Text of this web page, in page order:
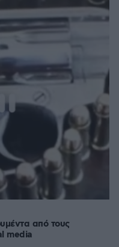
από τους
media